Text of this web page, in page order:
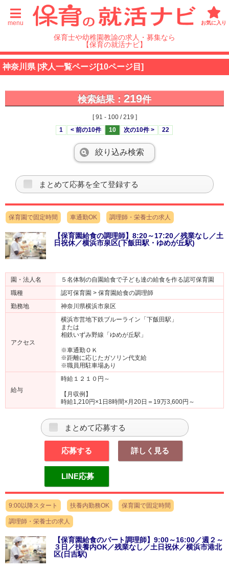
menu お気に入り
保育士や幼稚園教諭の求人・募集なら
【保育の就活ナビ】
神奈川県 |求人一覧ページ[10ページ目]
検索結果： 219件
[ 91 - 100 / 219 ]
1
< 前の10件 10 次の10件 > 22
絞り込み検索
まとめて応募を全て登録する
保育園で固定時間 車通勤OK 調理師・栄養士の求人
【保育園給食の調理師】8:20～17:20／残業なし／土
日祝休／横浜市泉区(下飯田駅・ゆめが丘駅)
園・法人名
５名体制の自園給食で子ども達の給食を作る認可保育園
職種
認可保育園 > 保育園給食の調理師
勤務地
神奈川県横浜市泉区
アクセス
横浜市営地下鉄ブルーライン「下飯田駅」
または
相鉄いずみ野線「ゆめが丘駅」
※車通勤ＯＫ
※距離に応じたガソリン代支給
※職員用駐車場あり
給与
時給１２１０円～
【月収例】
時給1,210円×1日8時間×月20日＝19万3,600円～
まとめて応募する
応募する 詳しく見る
LINE応募
9:00以降スタート 扶養内勤務OK 保育園で固定時間
調理師・栄養士の求人
【保育園給食のパート調理師】9:00～16:00／週２～
３日／扶養内OK／残業なし／土日祝休／横浜市港北
区(日吉駅)